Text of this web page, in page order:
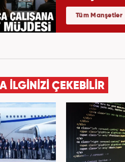
İLGİNİZİ ÇEKEBİLİR